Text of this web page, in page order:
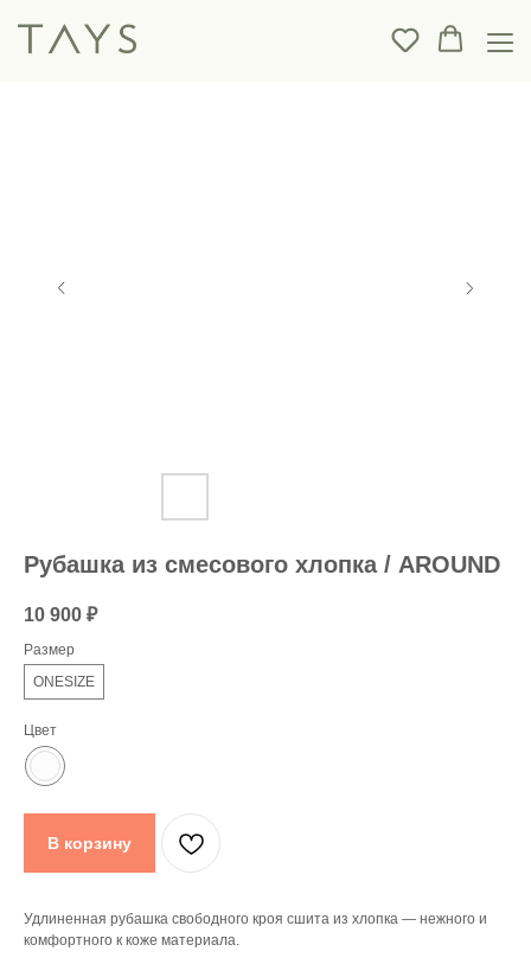
Рубашка из смесового хлопка / AROUND
10 900 ₽
Размер
ONESIZE
Цвет
В корзину
Удлиненная рубашка свободного кроя сшита из хлопка — нежного и
комфортного к коже материала.